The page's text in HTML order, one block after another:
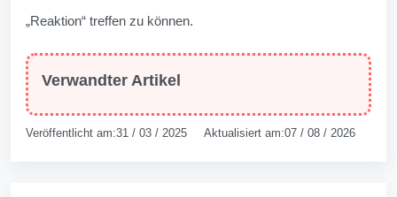
„Reaktion“ treffen zu können.
Verwandter Artikel
Veröffentlicht am:31 / 03 / 2025 Aktualisiert am:07 / 08 / 2026